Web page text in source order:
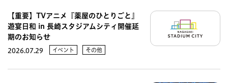
【重要】TVアニメ『薬屋のひとりごと』
遊宴日和 in 長崎スタジアムシティ開催延
期のお知らせ
2026.07.29 イベント その他